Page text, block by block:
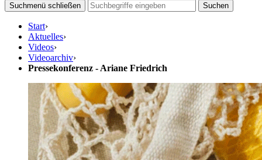
Suchmenü schließen
Suchen
Start›
Aktuelles›
Videos›
Videoarchiv›
Pressekonferenz - Ariane Friedrich